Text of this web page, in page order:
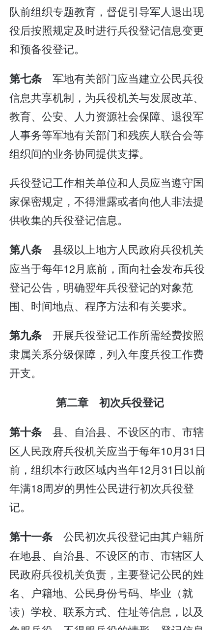
队前组织专题教育，督促引导军人退出现
役后按照规定及时进行兵役登记信息变更
和预备役登记。
第七条军地有关部门应当建立公民兵役
信息共享机制，为兵役机关与发展改革、
教育、公安、人力资源社会保障、退役军
人事务等军地有关部门和残疾人联合会等
组织间的业务协同提供支撑。
兵役登记工作相关单位和人员应当遵守国
家保密规定，不得泄露或者向他人非法提
供收集的兵役登记信息。
第八条县级以上地方人民政府兵役机关
应当于每年12月底前，面向社会发布兵役
登记公告，明确翌年兵役登记的对象范
围、时间地点、程序方法和有关要求。
第九条开展兵役登记工作所需经费按照
隶属关系分级保障，列入年度兵役工作费
开支。
第二章 初次兵役登记
第十条县、自治县、不设区的市、市辖
区人民政府兵役机关应当于每年10月31日
前，组织本行政区域内当年12月31日以前
年满18周岁的男性公民进行初次兵役登
记。
第十一条公民初次兵役登记由其户籍所
在地县、自治县、不设区的市、市辖区人
民政府兵役机关负责，主要登记公民的姓
名、户籍地、公民身份号码、毕业（就
读）学校、联系方式、住址等信息，以及